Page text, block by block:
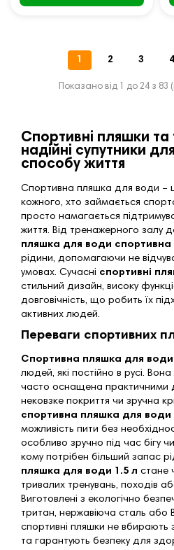
1 2 3 4
Показано від 1 до 24 з 83
Спортивні пляшки
надійні супутники
способу життя
Спортивна пляшка для води –
кожного, хто займається
просто намагається
життя. Від тренажерного залу
пляшка для води спортивна
рідини, допомагаючи не
умовах. Сучасні спортивні
стильний дизайн, високу
довговічність, що робить їх
активних людей.
Переваги спортивних
Спортивна пляшка для води
людей, які постійно в русі.
часто оснащена практичними
нековзке покриття чи зручна
спортивна пляшка для води
можливість пити без
особливо зручно під час бігу
кому потрібен більший запас
пляшка для води 1.5 л стане
тривалих тренувань, походів
Виготовлені з екологічно
тритан, нержавіюча сталь або
спортивні пляшки не вбирають
та гарантують безпеку для